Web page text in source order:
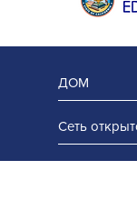
ДОМ
Сеть